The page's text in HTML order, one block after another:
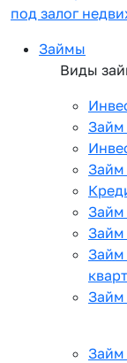
под залог
Займы
Виды
Займ
Займ
Займ
Займ
Займ
Займ
Займ